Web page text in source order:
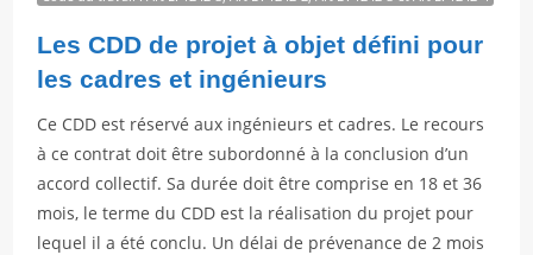
Les CDD de projet à objet défini pour
les cadres et ingénieurs
Ce CDD est réservé aux ingénieurs et cadres. Le recours
à ce contrat doit être subordonné à la conclusion d’un
accord collectif. Sa durée doit être comprise en 18 et 36
mois, le terme du CDD est la réalisation du projet pour
lequel il a été conclu. Un délai de prévenance de 2 mois